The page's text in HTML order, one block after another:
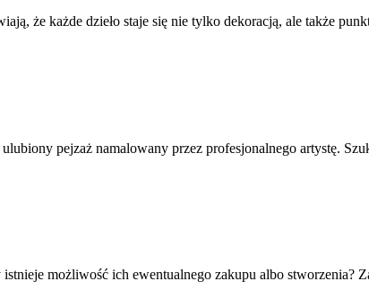
że każde dzieło staje się nie tylko dekoracją, ale także
pejzaż namalowany przez profesjonalnego artystę.
możliwość ich ewentualnego zakupu albo stworzenia?